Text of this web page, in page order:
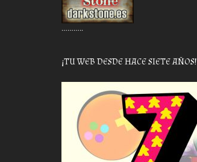
………..
¡TU WEB DESDE HACE SIETE AÑOS!